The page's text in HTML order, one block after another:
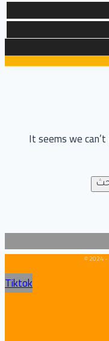
It seems we
Tiktok